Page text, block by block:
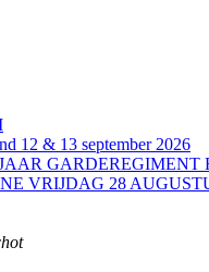
12 & 13 september 2026
GARDEREGIMENT
VRIJDAG 28